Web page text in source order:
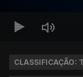
CLASSIFICAÇÃO: